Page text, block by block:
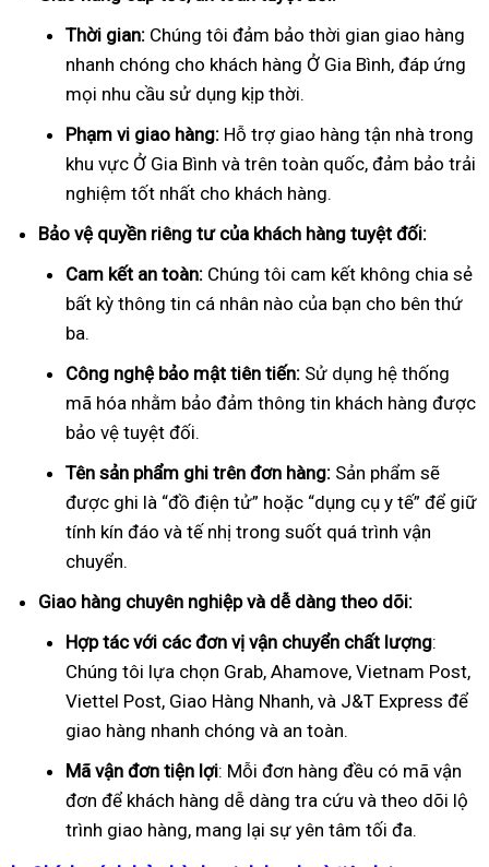
Thời gian: Chúng tôi đảm bảo thời gian giao hàng
nhanh chóng cho khách hàng Ở Gia Bình, đáp ứng
mọi nhu cầu sử dụng kịp thời.
Phạm vi giao hàng: Hỗ trợ giao hàng tận nhà trong
khu vực Ở Gia Bình và trên toàn quốc, đảm bảo trải
nghiệm tốt nhất cho khách hàng.
Bảo vệ quyền riêng tư của khách hàng tuyệt đối:
Cam kết an toàn: Chúng tôi cam kết không chia sẻ
bất kỳ thông tin cá nhân nào của bạn cho bên thứ
ba.
Công nghệ bảo mật tiên tiến: Sử dụng hệ thống
mã hóa nhằm bảo đảm thông tin khách hàng được
bảo vệ tuyệt đối.
Tên sản phẩm ghi trên đơn hàng: Sản phẩm sẽ
được ghi là “đồ điện tử” hoặc “dụng cụ y tế” để giữ
tính kín đáo và tế nhị trong suốt quá trình vận
chuyển.
Giao hàng chuyên nghiệp và dễ dàng theo dõi:
Hợp tác với các đơn vị vận chuyển chất lượng:
Chúng tôi lựa chọn Grab, Ahamove, Vietnam Post,
Viettel Post, Giao Hàng Nhanh, và J&T Express để
giao hàng nhanh chóng và an toàn.
Mã vận đơn tiện lợi: Mỗi đơn hàng đều có mã vận
đơn để khách hàng dễ dàng tra cứu và theo dõi lộ
trình giao hàng, mang lại sự yên tâm tối đa.